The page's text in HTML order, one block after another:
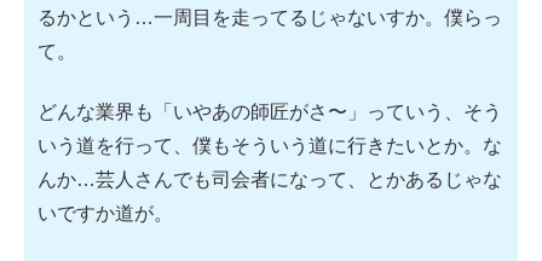
るかという…一周目を走ってるじゃないすか。僕らっ
て。
どんな業界も「いやあの師匠がさ〜」っていう、そう
いう道を行って、僕もそういう道に行きたいとか。な
んか…芸人さんでも司会者になって、とかあるじゃな
いですか道が。